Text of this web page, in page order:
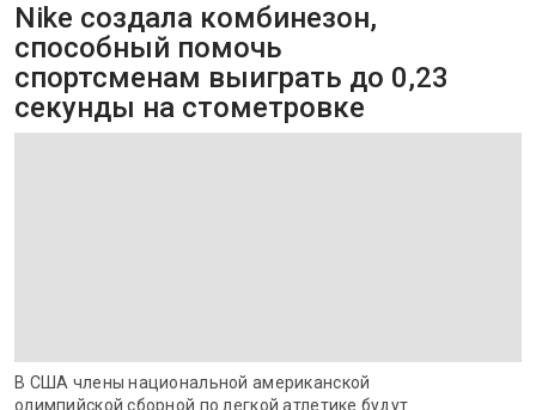
Nike создала комбинезон,
способный помочь
спортсменам выиграть до 0,23
секунды на стометровке
В США члены национальной американской
олимпийской сборной по легкой атлетике будут